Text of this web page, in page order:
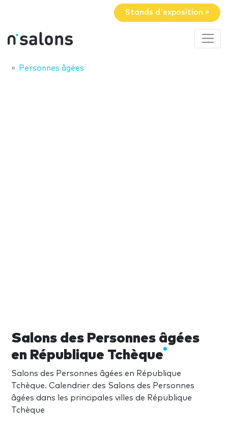
Stands d'exposition »
Personnes âgées
Salons des Personnes âgées
en République Tchèque
Salons des Personnes âgées en République
Tchèque. Calendrier des Salons des Personnes
âgées dans les principales villes de République
Tchèque